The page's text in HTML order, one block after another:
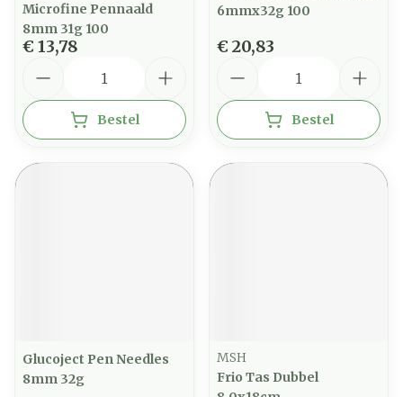
Microfine Pennaald
8mm 31g 100
€ 13,78
Bestel
6mmx32g 100
€ 20,83
Bestel
Glucoject Pen Needles
8mm 32g
MSH
Frio Tas Dubbel